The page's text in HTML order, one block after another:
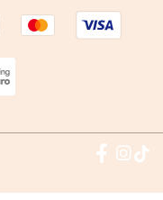
Rastrear Pedido
o Uso Ilegal de Marcas
dia a dia. Nossas